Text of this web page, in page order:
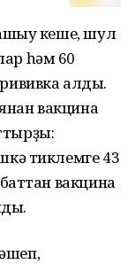
ашыу кеше, шул
һәм 60
алды.
вакцина
тиклемге 43
вакцина